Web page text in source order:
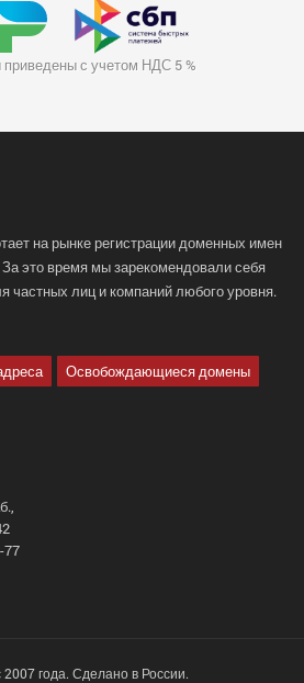
с учетом НДС 5 %
на рынке регистрации доменных имен
За это время мы зарекомендовали себя
частных лиц и компаний любого уровня.
Освобождающиеся домены
77
года. Сделано в России.